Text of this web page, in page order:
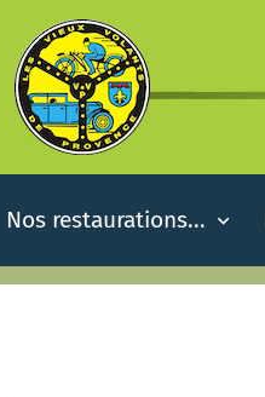
Nos restaurations...